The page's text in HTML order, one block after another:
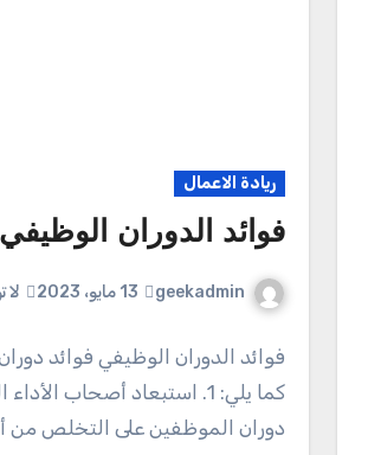
ريادة الاعمال
فوائد الدوران الوظيفي
geekadmin 13 مايو، 2023 لا
فوائد الدوران الوظيفي فوائد
كما يلي: 1. استبعاد أصحاب
دوران الموظفين على التخلص من